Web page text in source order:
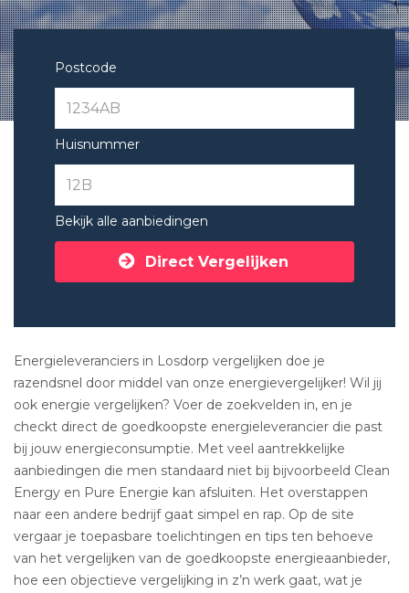
Postcode
Huisnummer
Bekijk alle aanbiedingen
Direct Vergelijken
Energieleveranciers in Losdorp vergelijken doe je
razendsnel door middel van onze energievergelijker! Wil jij
ook energie vergelijken? Voer de zoekvelden in, en je
checkt direct de goedkoopste energieleverancier die past
bij jouw energieconsumptie. Met veel aantrekkelijke
aanbiedingen die men standaard niet bij bijvoorbeeld Clean
Energy en Pure Energie kan afsluiten. Het overstappen
naar een andere bedrijf gaat simpel en rap. Op de site
vergaar je toepasbare toelichtingen en tips ten behoeve
van het vergelijken van de goedkoopste energieaanbieder,
hoe een objectieve vergelijking in z’n werk gaat, wat je